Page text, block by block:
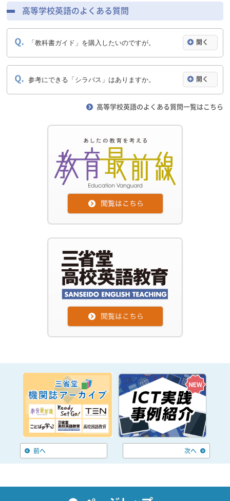
高等学校英語のよくある質問
「教科書ガイド」を購入したいのですが。 開く
参考にできる「シラバス」はありますか。 開く
高等学校英語のよくある質問一覧はこちら
前へ 次へ